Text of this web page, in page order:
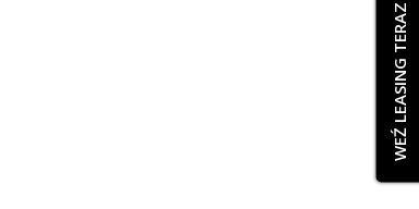
WEŹ LEASING TERAZ